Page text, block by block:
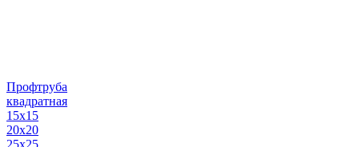
Профтруба
квадратная
15х15
20х20
25х25